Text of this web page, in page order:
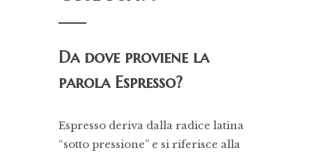
Da dove proviene la
parola Espresso?
Espresso deriva dalla radice latina
“sotto pressione” e si riferisce alla